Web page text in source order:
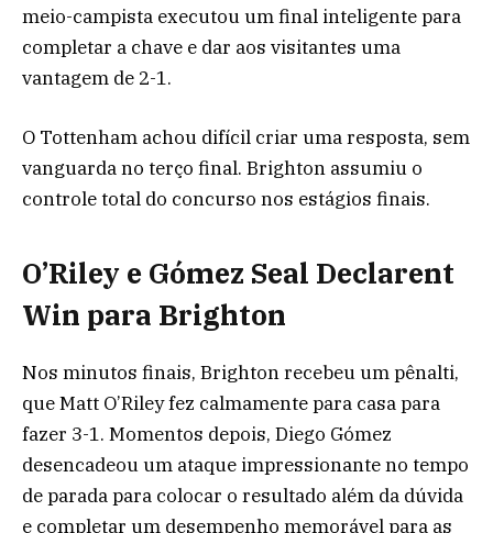
meio-campista executou um final inteligente para
completar a chave e dar aos visitantes uma
vantagem de 2-1.
O Tottenham achou difícil criar uma resposta, sem
vanguarda no terço final. Brighton assumiu o
controle total do concurso nos estágios finais.
O’Riley e Gómez Seal Declarent
Win para Brighton
Nos minutos finais, Brighton recebeu um pênalti,
que Matt O’Riley fez calmamente para casa para
fazer 3-1. Momentos depois, Diego Gómez
desencadeou um ataque impressionante no tempo
de parada para colocar o resultado além da dúvida
e completar um desempenho memorável para as